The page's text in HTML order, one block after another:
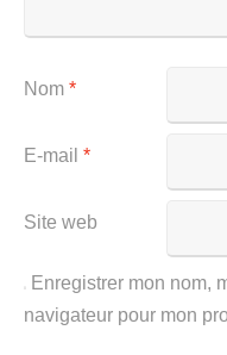
Nom *
E-mail *
Site web
Enregistrer mon nom,
navigateur pour mon